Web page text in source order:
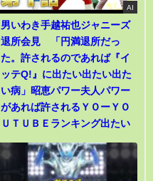
AI
男いわき手越祐也ジャニーズ
退所会見 「円満退所だっ
た。許されるのであれば『イ
ッテQ!』に出たい出たい出た
い病」昭恵パワー夫人パワー
があれば許されるＹＯーＹＯ
ＵＴＵＢＥランキング出たい